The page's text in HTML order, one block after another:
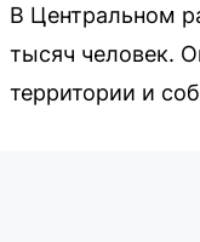
В Центральном
тысяч человек.
территории и